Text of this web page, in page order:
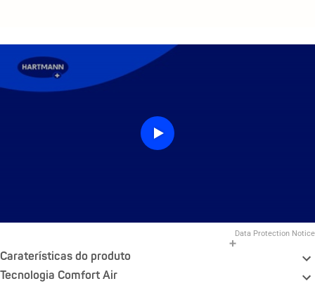
Data Protection Notice
Caraterísticas do produto
Tecnologia Comfort Air